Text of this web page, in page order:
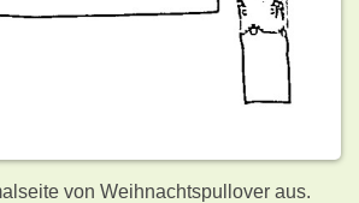
von Weihnachtspullover aus.